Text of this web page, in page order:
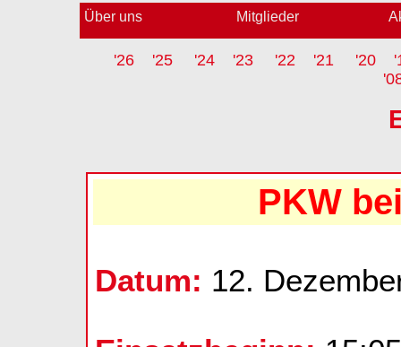
Über uns Mitglieder
'26 '25 '24 '23 '22 '21 '20
PKW
Datum: 12.